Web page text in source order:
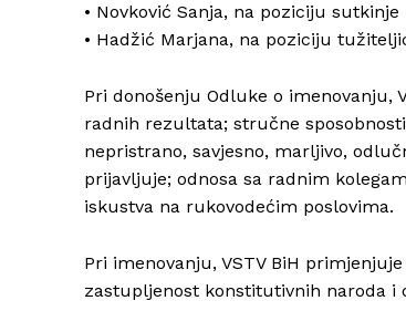
• Novković Sanja, na poziciju
• Hadžić Marjana, na poziciju
Pri donošenju Odluke o
radnih rezultata; stručne
nepristrano, savjesno, marljivo,
prijavljuje; odnosa sa radnim
iskustva na rukovodećim poslovima.
Pri imenovanju, VSTV BiH
zastupljenost konstitutivnih naroda i